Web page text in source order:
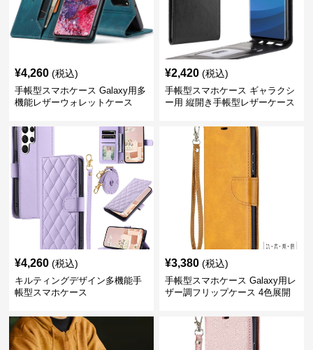
¥4,260 (税込)
手帳型スマホケース Galaxy用多
機能レザーウォレットケース
¥2,420 (税込)
手帳型スマホケース ギャラクシ
ー用 縦開き手帳型レザーケース
¥4,260 (税込)
キルティングデザイン多機能手
帳型スマホケース
¥3,380 (税込)
手帳型スマホケース Galaxy用レ
ザー調フリップケース 4色展開